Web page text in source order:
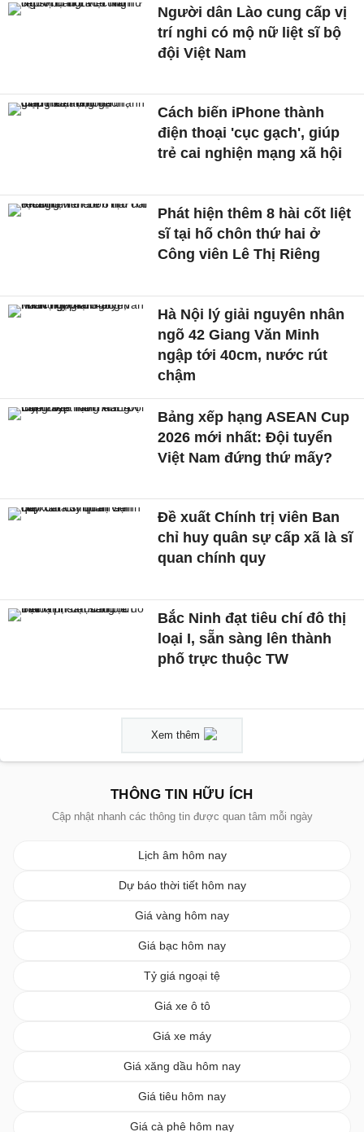
Người dân Lào cung cấp vị
trí nghi có mộ nữ liệt sĩ bộ
đội Việt Nam
Cách biến iPhone thành
điện thoại 'cục gạch', giúp
trẻ cai nghiện mạng xã hội
Phát hiện thêm 8 hài cốt liệt
sĩ tại hố chôn thứ hai ở
Công viên Lê Thị Riêng
Hà Nội lý giải nguyên nhân
ngõ 42 Giang Văn Minh
ngập tới 40cm, nước rút
chậm
Bảng xếp hạng ASEAN Cup
2026 mới nhất: Đội tuyển
Việt Nam đứng thứ mấy?
Đề xuất Chính trị viên Ban
chỉ huy quân sự cấp xã là sĩ
quan chính quy
Bắc Ninh đạt tiêu chí đô thị
loại I, sẵn sàng lên thành
phố trực thuộc TW
Xem thêm
THÔNG TIN HỮU ÍCH
Cập nhật nhanh các thông tin được quan tâm mỗi ngày
Lịch âm hôm nay
Dự báo thời tiết hôm nay
Giá vàng hôm nay
Giá bạc hôm nay
Tỷ giá ngoại tệ
Giá xe ô tô
Giá xe máy
Giá xăng dầu hôm nay
Giá tiêu hôm nay
Giá cà phê hôm nay